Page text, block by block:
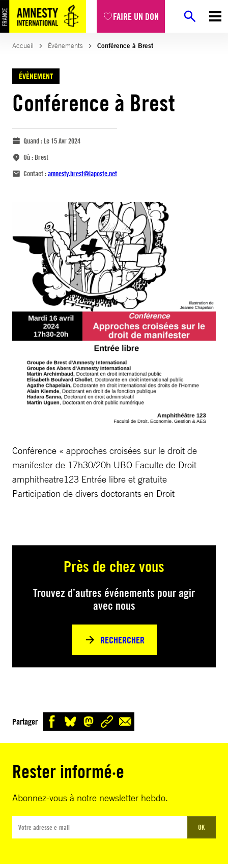
FAIRE UN DON
Accueil Évènements Conférence à Brest
ÉVÈNEMENT
Conférence à Brest
Quand :Le 15 Avr 2024
Où :Brest
Contact :amnesty.brest@laposte.net
Conférence « approches croisées sur le droit de
manifester de 17h30/20h UBO Faculte de Droit
amphitheatre123 Entrée libre et gratuite
Participation de divers doctorants en Droit
Près de chez vous
Trouvez d’autres événements pour agir
avec nous
RECHERCHER
Partager
Rester informé·e
Abonnez-vous à notre newsletter hebdo.
OK